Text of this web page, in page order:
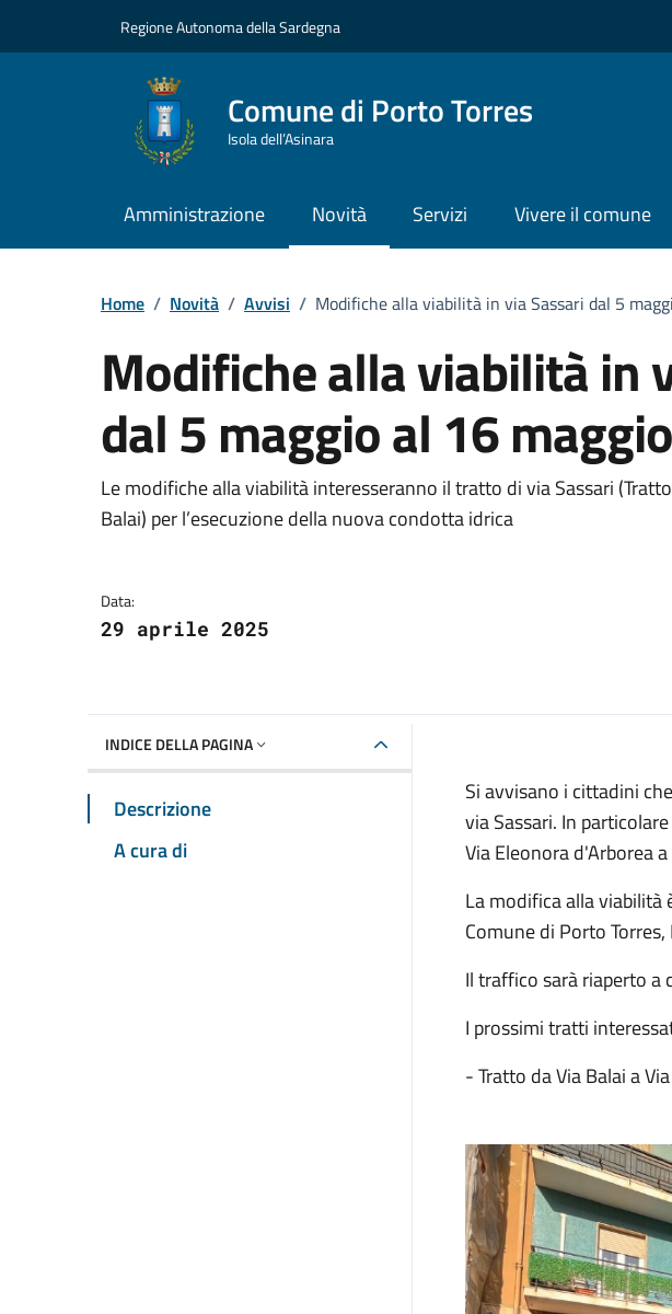
Regione Autonoma della Sardegna
Comune di Porto Torres
Isola dell’Asinara
Amministrazione Novità Servizi Vivere il comune
Home / Novità / Avvisi / Modifiche alla viabilità in via Sassari dal 5
Modifiche alla viabilità in
dal 5 maggio al 16 maggio
Dettagli della notizia
Le modifiche alla viabilità interesseranno il tratto di via Sassari
Balai) per l’esecuzione della nuova condotta idrica
Data:
29 aprile 2025
INDICE DELLA PAGINA
Descrizione
A cura di
Si avvisano i cittadini
via Sassari. In
Via Eleonora d'Arborea a
La modifica alla viabilità
Comune di Porto
Il traffico sarà riaperto a
I prossimi tratti
- Tratto da Via Balai a